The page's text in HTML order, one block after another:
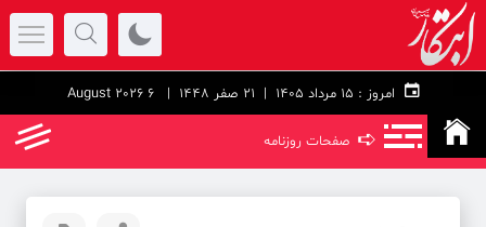
امروز : 21 صفر 1448 | 6 August 2026
➪ صفحات روزنامه